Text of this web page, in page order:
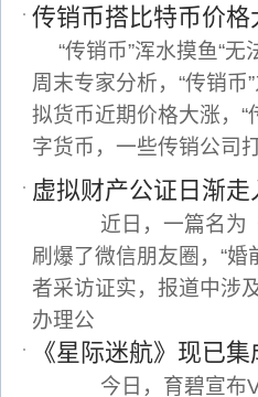
传销币搭比特币价
“传销币”浑水摸鱼“
周末专家分析，“传销
拟货币近期价格大涨，
字货币，一些传销公司
虚拟财产公证日渐
近日，一篇名为《
刷爆了微信朋友圈，“
者采访证实，报道中涉
办理公
《星际迷航》现已
今日，育碧宣布